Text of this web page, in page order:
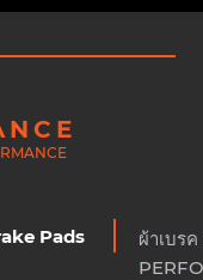
ผ้าเบร
Pads